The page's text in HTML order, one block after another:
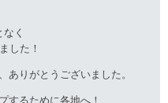
く
した！
ありがとうございました。
するために各地へ！